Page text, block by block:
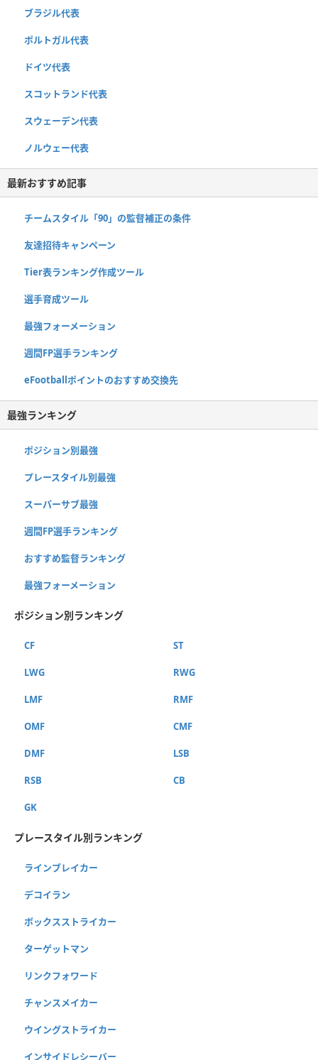
ブラジル代表
ポルトガル代表
ドイツ代表
スコットランド代表
スウェーデン代表
ノルウェー代表
最新おすすめ記事
チームスタイル「90」の監督補正の条件
友達招待キャンペーン
Tier表ランキング作成ツール
選手育成ツール
最強フォーメーション
週間FP選手ランキング
eFootballポイントのおすすめ交換先
最強ランキング
ポジション別最強
プレースタイル別最強
スーパーサブ最強
週間FP選手ランキング
おすすめ監督ランキング
最強フォーメーション
ポジション別ランキング
CF ST
LWG RWG
LMF RMF
OMF CMF
DMF LSB
RSB CB
GK
プレースタイル別ランキング
ラインブレイカー
デコイラン
ボックスストライカー
ターゲットマン
リンクフォワード
チャンスメイカー
ウイングストライカー
インサイドレシーバー